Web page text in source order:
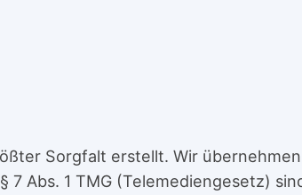
Sorgfalt erstellt. Wir
7 Abs. 1 TMG (Telemediengesetz)